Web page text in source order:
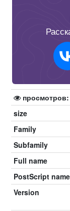
просмотров:
size
Family
Subfamily
Full name
PostScript name
Version